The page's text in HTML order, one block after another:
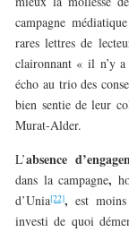
campagne
rares lettres de
claironnant « il n’y a
écho au trio des
bien sentie de leur
Murat-Alder.
L’absence
dans la campagne,
d’Unia[22],est
investi de quoi